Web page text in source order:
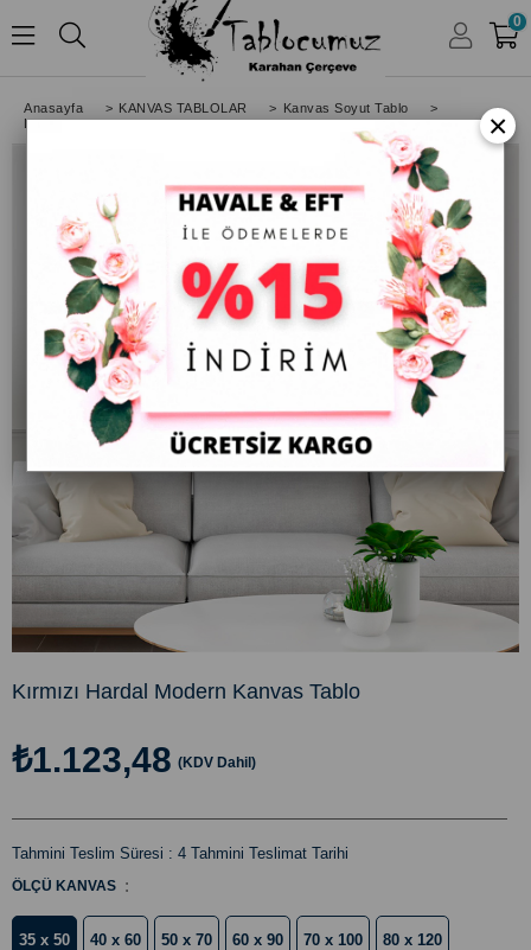
HESABIM
0
Anasayfa > KANVAS TABLOLAR > Kanvas Soyut Tablo
>
Dikey Soyut Tablolar
> Kırmızı Hardal Modern Kanvas Tablo
Kırmızı Hardal Modern Kanvas Tablo
₺1.123,48 (KDV Dahil)
Tahmini Teslim Süresi : 4 Tahmini Teslimat Tarihi
ÖLÇÜ KANVAS :
35 x 50 40 x 60 50 x 70 60 x 90 70 x 100 80 x 120
×